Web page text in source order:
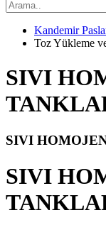
Kandemir
Toz Yükleme
SIVI
SIVI
SIVI